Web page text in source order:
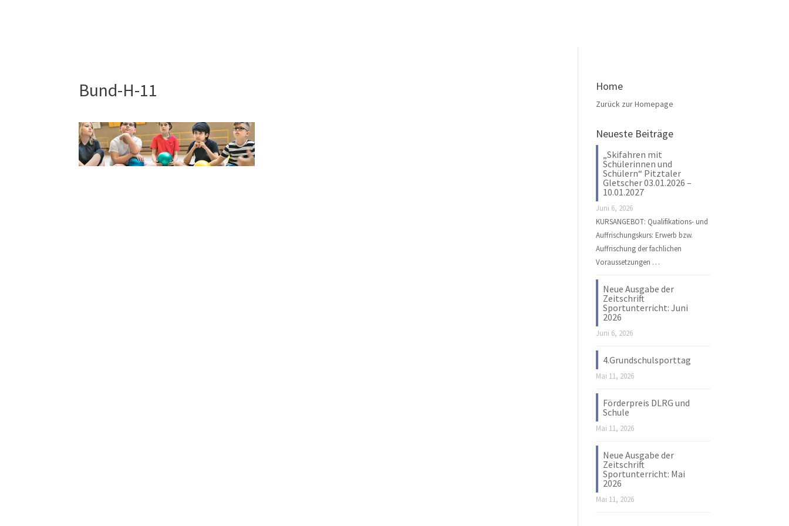
Bund-H-11 Home
Zurück zur Homepage
Neueste Beiträge
„Skifahren mit
Schülerinnen und
Schülern“ Pitztaler
Gletscher 03.01.2026 –
10.01.2027
Juni 6, 2026
KURSANGEBOT: Qualifikations- und
Auffrischungskurs: Erwerb bzw.
Auffrischung der fachlichen
Voraussetzungen …
Neue Ausgabe der
Zeitschrift
Sportunterricht: Juni
2026
Juni 6, 2026
4.Grundschulsporttag
Mai 11, 2026
Förderpreis DLRG und
Schule
Mai 11, 2026
Neue Ausgabe der
Zeitschrift
Sportunterricht: Mai
2026
Mai 11, 2026